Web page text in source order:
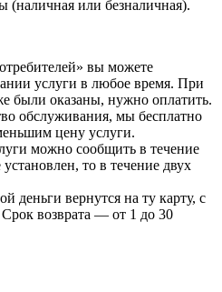
(наличная или безналичная).
вы можете
услуги в любое время. При
были оказаны, нужно оплатить.
обслуживания, мы бесплатно
цену услуги.
можно сообщить в течение
то в течение двух
деньги вернутся на ту карту, с
возврата — от 1 до 30